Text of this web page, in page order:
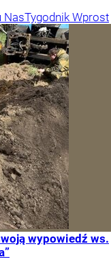
NasTygodnik Wprost
wypowiedź ws.